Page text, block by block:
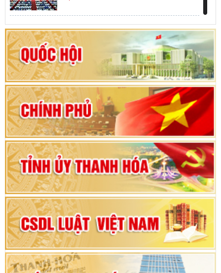
Khai mạc kỳ họp thứ Nhất, Quốc hội khóa XVI
Hướng dẫn quy trình bỏ phiếu bầu cử ĐBQH
khoá XVI và đại biểu HĐND các cấp nhiệm kỳ
2026-2031
80 năm Quốc hội Việt Nam: vì lợi ích Nhân dân,
vì sự phát triển của đất nước
Bộ Chính trị duyệt nội dung Đại hội đại biểu
Đảng bộ tỉnh Thanh Hóa lần thứ XX, nhiệm kỳ
2025 - 2030
Đại hội đại biểu Đảng bộ xã Yên Thọ lần thứ I,
nhiệm kỳ 2025 – 2030
Đại hội Đảng bộ xã Yên Ninh lần thứ nhất,
nhiệm kỳ 2025 - 2030
Khai mạc Kỳ họp bất thường lần thứ 9, Quốc
hội khóa XV